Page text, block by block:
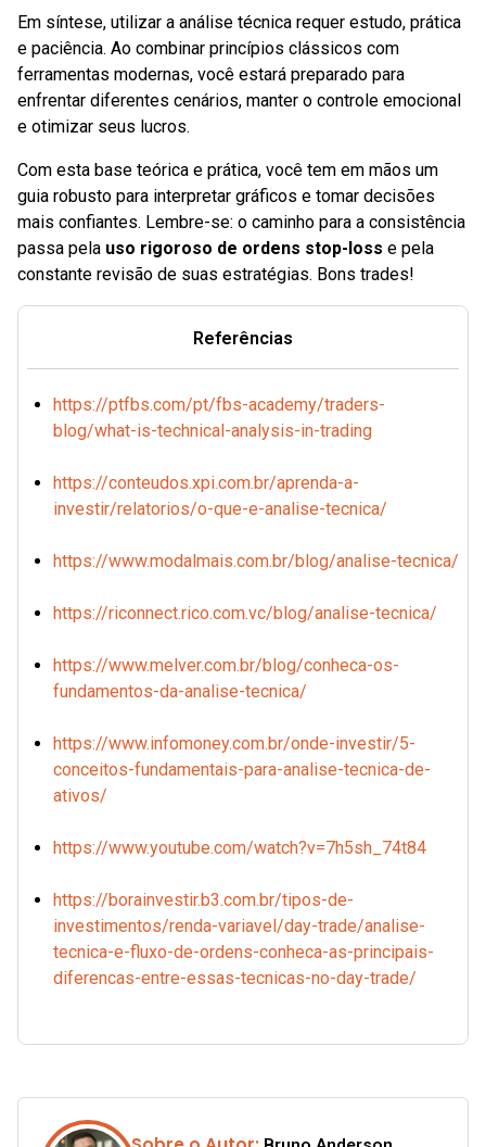
Em síntese, utilizar a análise técnica requer estudo, prática
e paciência. Ao combinar princípios clássicos com
ferramentas modernas, você estará preparado para
enfrentar diferentes cenários, manter o controle emocional
e otimizar seus lucros.
Com esta base teórica e prática, você tem em mãos um
guia robusto para interpretar gráficos e tomar decisões
mais confiantes. Lembre-se: o caminho para a consistência
passa pela uso rigoroso de ordens stop-loss e pela
constante revisão de suas estratégias. Bons trades!
Referências
https://ptfbs.com/pt/fbs-academy/traders-
blog/what-is-technical-analysis-in-trading
https://conteudos.xpi.com.br/aprenda-a-
investir/relatorios/o-que-e-analise-tecnica/
https://www.modalmais.com.br/blog/analise-tecnica/
https://riconnect.rico.com.vc/blog/analise-tecnica/
https://www.melver.com.br/blog/conheca-os-
fundamentos-da-analise-tecnica/
https://www.infomoney.com.br/onde-investir/5-
conceitos-fundamentais-para-analise-tecnica-de-
ativos/
https://www.youtube.com/watch?v=7h5sh_74t84
https://borainvestir.b3.com.br/tipos-de-
investimentos/renda-variavel/day-trade/analise-
tecnica-e-fluxo-de-ordens-conheca-as-principais-
diferencas-entre-essas-tecnicas-no-day-trade/